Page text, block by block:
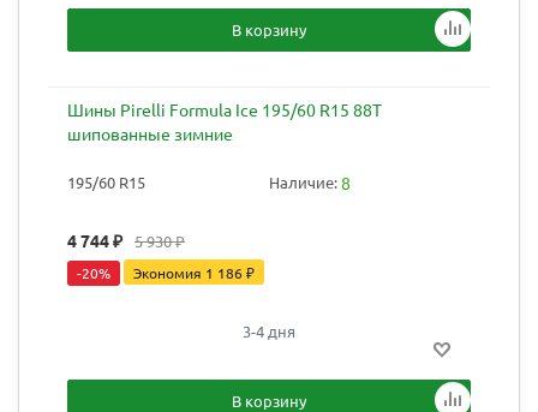
В корзину
Шины Pirelli Formula Ice 195/60 R15 88T
шипованные зимние
195/60 R15 Наличие:8
4 744₽ 5 930₽
-20% Экономия 1 186₽
3-4 дня
В корзину